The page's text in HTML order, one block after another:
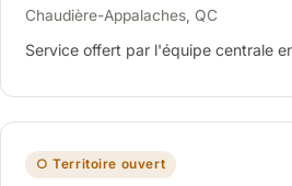
Chaudière-Appalaches, QC
Service offert par l'équipe centrale
○ Territoire ouvert